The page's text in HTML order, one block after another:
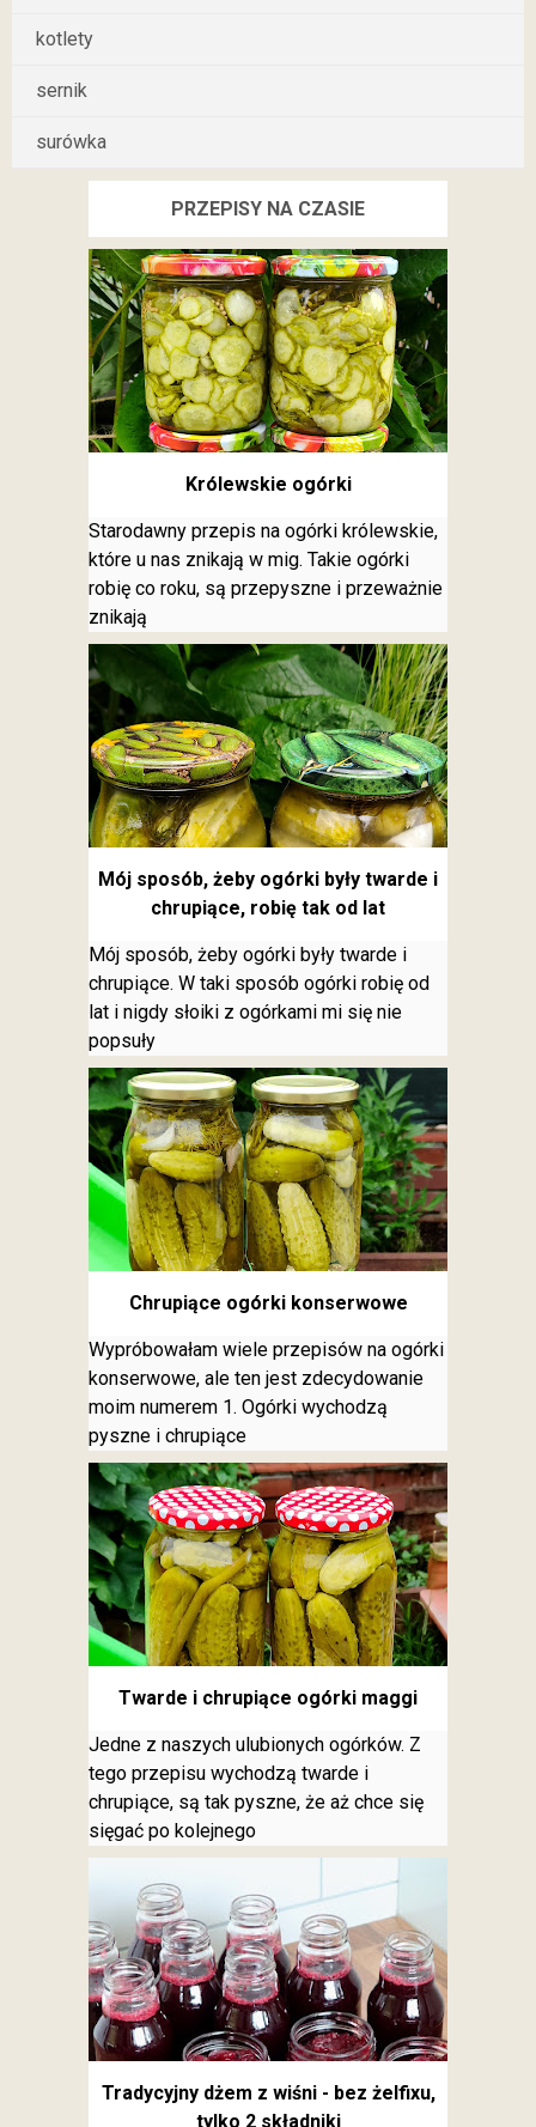
kotlety
sernik
surówka
PRZEPISY NA CZASIE
Królewskie ogórki
Starodawny przepis na ogórki królewskie,
które u nas znikają w mig. Takie ogórki
robię co roku, są przepyszne i przeważnie
znikają
Mój sposób, żeby ogórki były twarde i
chrupiące, robię tak od lat
Mój sposób, żeby ogórki były twarde i
chrupiące. W taki sposób ogórki robię od
lat i nigdy słoiki z ogórkami mi się nie
popsuły
Chrupiące ogórki konserwowe
Wypróbowałam wiele przepisów na ogórki
konserwowe, ale ten jest zdecydowanie
moim numerem 1. Ogórki wychodzą
pyszne i chrupiące
Twarde i chrupiące ogórki maggi
Jedne z naszych ulubionych ogórków. Z
tego przepisu wychodzą twarde i
chrupiące, są tak pyszne, że aż chce się
sięgać po kolejnego
Tradycyjny dżem z wiśni - bez żelfixu,
tylko 2 składniki